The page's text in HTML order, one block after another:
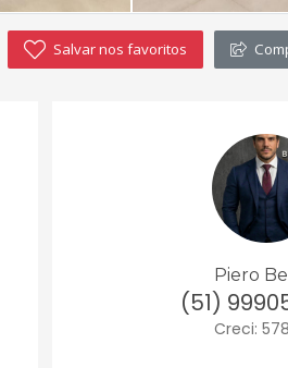
Salvar nos favoritos
Piero
(51)
Creci: